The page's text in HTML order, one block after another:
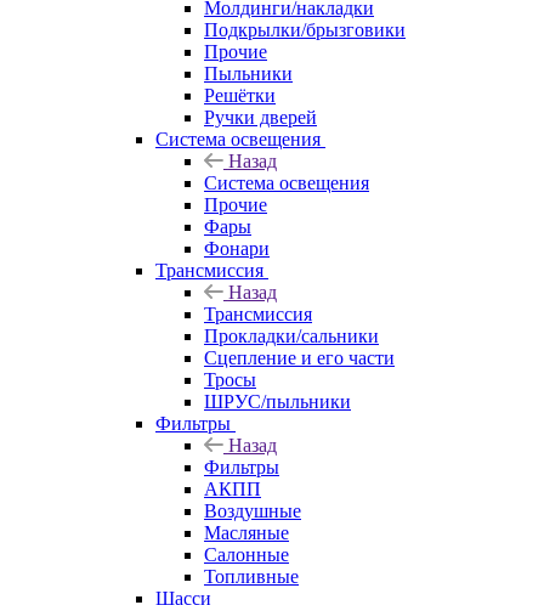
Молдинги/накладки
Подкрылки/брызговики
Прочие
Пыльники
Решётки
Ручки дверей
Система освещения
Назад
Система освещения
Прочие
Фары
Фонари
Трансмиссия
Назад
Трансмиссия
Прокладки/сальники
Сцепление и его части
Тросы
ШРУС/пыльники
Фильтры
Назад
Фильтры
АКПП
Воздушные
Масляные
Салонные
Топливные
Шасси